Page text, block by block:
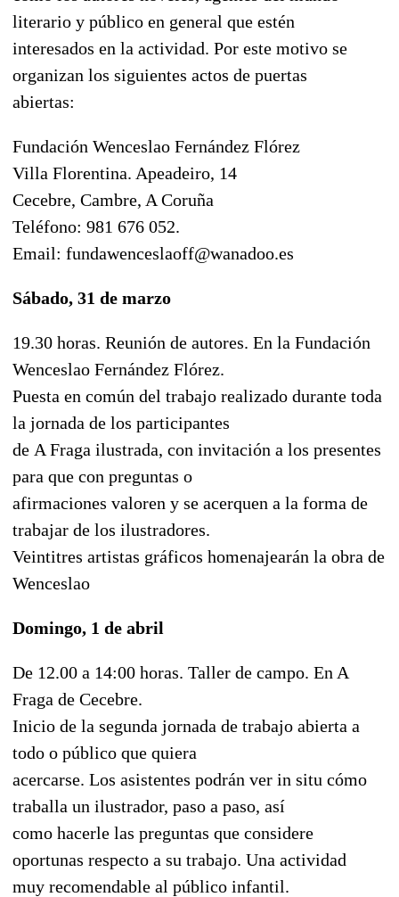
literario y público en general que estén
interesados en la actividad. Por este motivo se
organizan los siguientes actos de puertas
abiertas:
Fundación Wenceslao Fernández Flórez
Villa Florentina. Apeadeiro, 14
Cecebre, Cambre, A Coruña
Teléfono: 981 676 052.
Email: fundawenceslaoff@wanadoo.es
Sábado, 31 de marzo
19.30 horas. Reunión de autores. En la Fundación
Wenceslao Fernández Flórez.
Puesta en común del trabajo realizado durante toda
la jornada de los participantes
de A Fraga ilustrada, con invitación a los presentes
para que con preguntas o
afirmaciones valoren y se acerquen a la forma de
trabajar de los ilustradores.
Veintitres artistas gráficos homenajearán la obra de
Wenceslao
Domingo, 1 de abril
De 12.00 a 14:00 horas. Taller de campo. En A
Fraga de Cecebre.
Inicio de la segunda jornada de trabajo abierta a
todo o público que quiera
acercarse. Los asistentes podrán ver in situ cómo
traballa un ilustrador, paso a paso, así
como hacerle las preguntas que considere
oportunas respecto a su trabajo. Una actividad
muy recomendable al público infantil.